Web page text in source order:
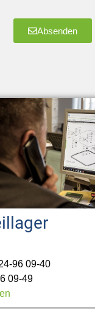
Absenden
96 09-40
09-49